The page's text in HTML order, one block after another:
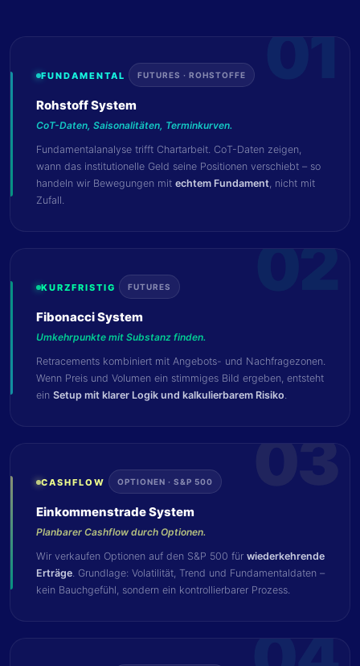
FUNDAMENTAL FUTURES · ROHSTOFFE
Rohstoff System
CoT-Daten, Saisonalitäten, Terminkurven.
Fundamentalanalyse trifft Chartarbeit. CoT-Daten zeigen,
wann das institutionelle Geld seine Positionen verschiebt – so
handeln wir Bewegungen mit echtem Fundament, nicht mit
Zufall.
KURZFRISTIG FUTURES
Fibonacci System
Umkehrpunkte mit Substanz finden.
Retracements kombiniert mit Angebots- und Nachfragezonen.
Wenn Preis und Volumen ein stimmiges Bild ergeben, entsteht
ein Setup mit klarer Logik und kalkulierbarem Risiko.
CASHFLOW OPTIONEN · S&P 500
Einkommenstrade System
Planbarer Cashflow durch Optionen.
Wir verkaufen Optionen auf den S&P 500 für wiederkehrende
Erträge. Grundlage: Volatilität, Trend und Fundamentaldaten –
kein Bauchgefühl, sondern ein kontrollierbarer Prozess.